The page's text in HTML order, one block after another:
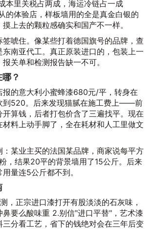
本里关税占两成，海运冷链占一成
的体验店，样板墙用的全是真金白银的
上去的颗粒感确实和国产不一样。
唬住。像某些打着德国旗号的品牌，查
南亚代工。真正原装进口的，包装上一
关单和检测报告缺一不可。
？
报的意大利小蜜蜂漆680元/平，转身在
到520。后来发现猫腻在施工费上——前
算钱，后者打包价含了三遍找平。现在
料上动手脚了，全在耗材和人工里做文
：某业主买的法国某品牌，商家说每平方
，结果20平的背景墙用了15公斤。后来
量连5公斤都不到。
，正宗进口漆打开有股淡淡的石灰味，
鼻要么酸味重 2.别信"进口平替"，艺术漆
分看工艺，省下的钱绝对会在三年后变